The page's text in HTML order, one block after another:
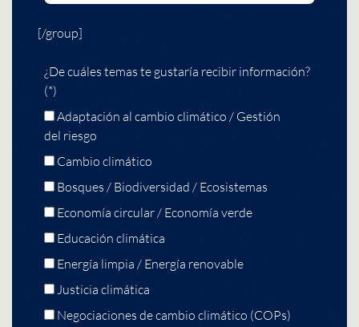
[/group]
¿De cuáles temas te gustaría recibir información?
(*)
Adaptación al cambio climático / Gestión
del riesgo
Cambio climático
Bosques / Biodiversidad / Ecosistemas
Economía circular / Economía verde
Educación climática
Energía limpia / Energía renovable
Justicia climática
Negociaciones de cambio climático (COPs)